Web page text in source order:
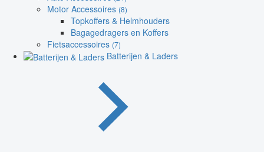
Motor Accessoires (8)
Topkoffers & Helmhouders
Bagagedragers en Koffers
Fietsaccessoires (7)
Batterijen & Laders